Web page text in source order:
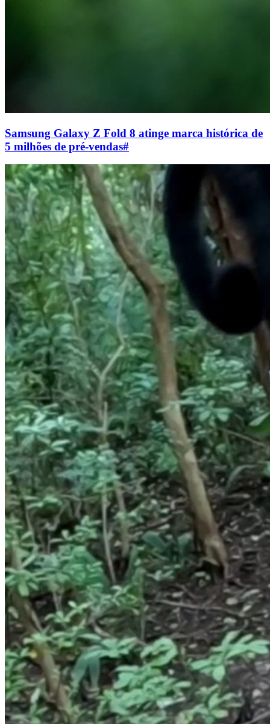
Samsung Galaxy Z Fold 8 atinge marca histórica de
5 milhões de pré-vendas#